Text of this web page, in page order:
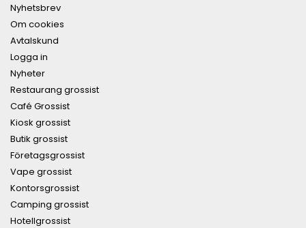
Nyhetsbrev
Om cookies
Avtalskund
Logga in
Nyheter
Restaurang grossist
Café Grossist
Kiosk grossist
Butik grossist
Företagsgrossist
Vape grossist
Kontorsgrossist
Camping grossist
Hotellgrossist